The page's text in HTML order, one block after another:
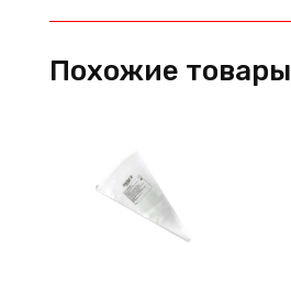
см,
белый,
Похожие товары